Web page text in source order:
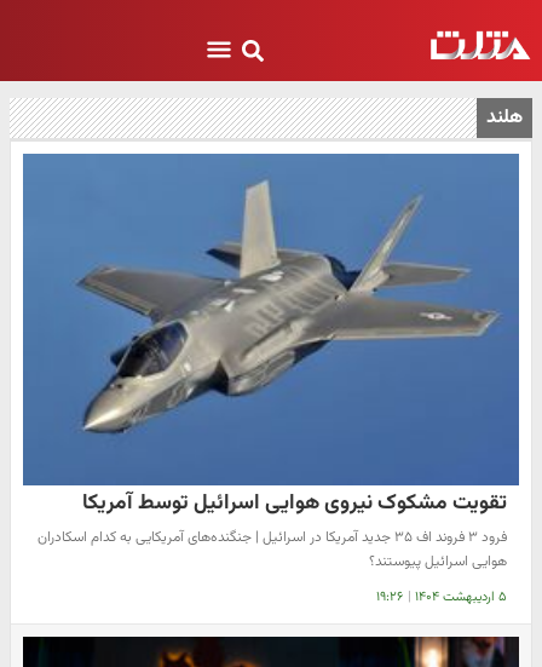
هلند
تقویت مشکوک نیروی هوایی اسرائیل توسط آمریکا
فرود ۳ فروند اف ۳۵ جدید آمریکا در اسرائیل | جنگنده‌های آمریکایی به کدام اسکادران
هوایی اسرائیل پیوستند؟
۵ اردیبهشت ۱۴۰۴ | ۱۹:۲۶